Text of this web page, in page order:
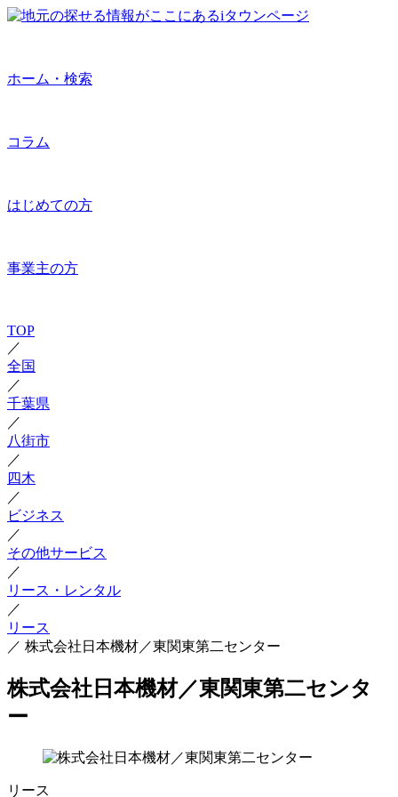
ホーム・検索
コラム
はじめての方
事業主の方
TOP
／
全国
／
千葉県
／
八街市
／
四木
／
ビジネス
／
その他サービス
／
リース・レンタル
／
リース
／ 株式会社日本機材／東関東第二センター
株式会社日本機材／東関東第二センタ
ー
リース